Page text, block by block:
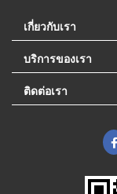
เกี่ยวกับเรา
บริการของเรา
ติดต่อเรา